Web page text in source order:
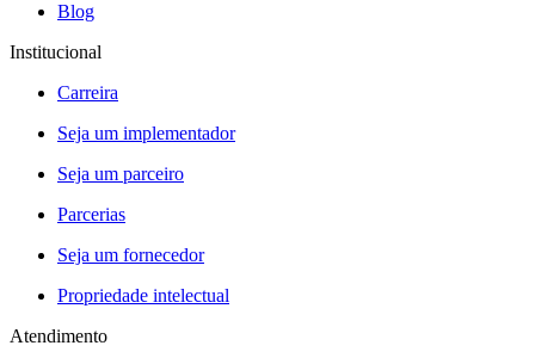
Blog
Institucional
Carreira
Seja um implementador
Seja um parceiro
Parcerias
Seja um fornecedor
Propriedade intelectual
Atendimento